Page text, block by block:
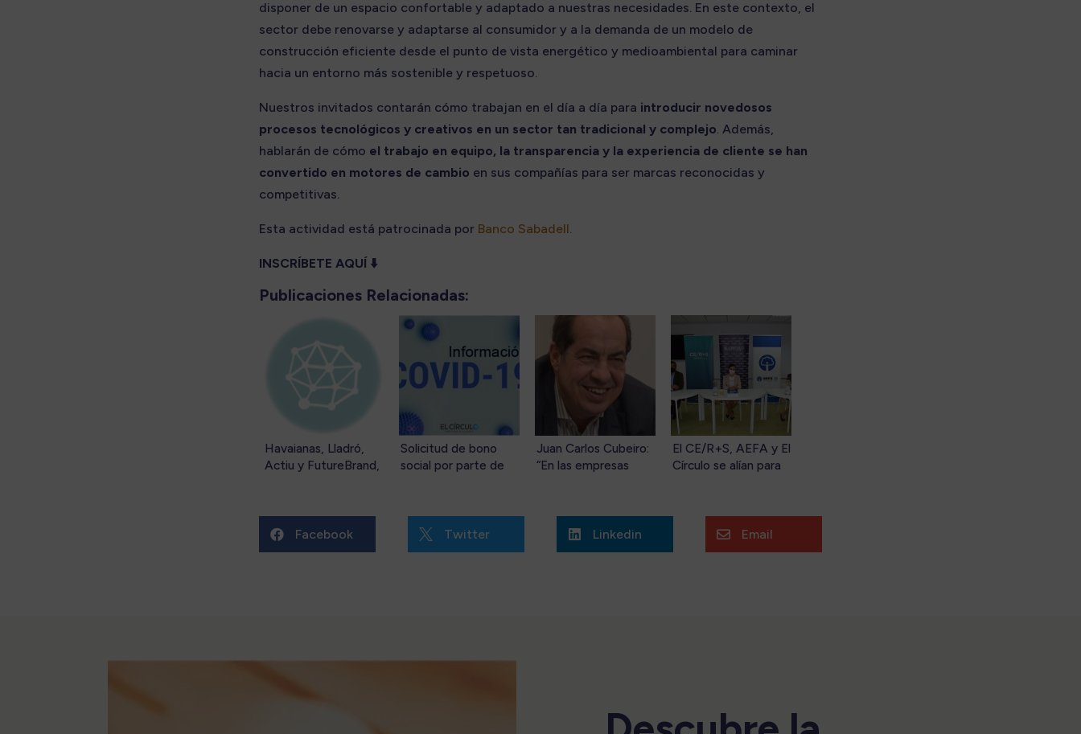
disponer de un espacio confortable y adaptado a nuestras necesidades. En este contexto, el
sector debe renovarse y adaptarse al consumidor y a la demanda de un modelo de
construcción eficiente desde el punto de vista energético y medioambiental para caminar
hacia un entorno más sostenible y respetuoso.
Nuestros invitados contarán cómo trabajan en el día a día para introducir novedosos
procesos tecnológicos y creativos en un sector tan tradicional y complejo . Además,
hablarán de cómo el trabajo en equipo, la transparencia y la experiencia de cliente se han
convertido en motores de cambio en sus compañías para ser marcas reconocidas y
competitivas.
Esta actividad está patrocinada por Banco Sabadell
INSCRÍBETE AQUÍ ⬇️
Publicaciones Relacionadas:
Havaianas, Lladró,
Actiu y FutureBrand,
Círculo de Economía
y Padima ¡Te
esperamos!
Solicitud de bono
social por parte de
hayan cesado su
actividad o hayan
visto reducida su
Juan Carlos Cubeiro:
“En las empresas
también hay
populismo,
desgraciadamente»
El CE/R+S, AEFA y El
Círculo se alían para
sostenibilidad
empresarial
 Facebook  Twitter  Linkedin  Email